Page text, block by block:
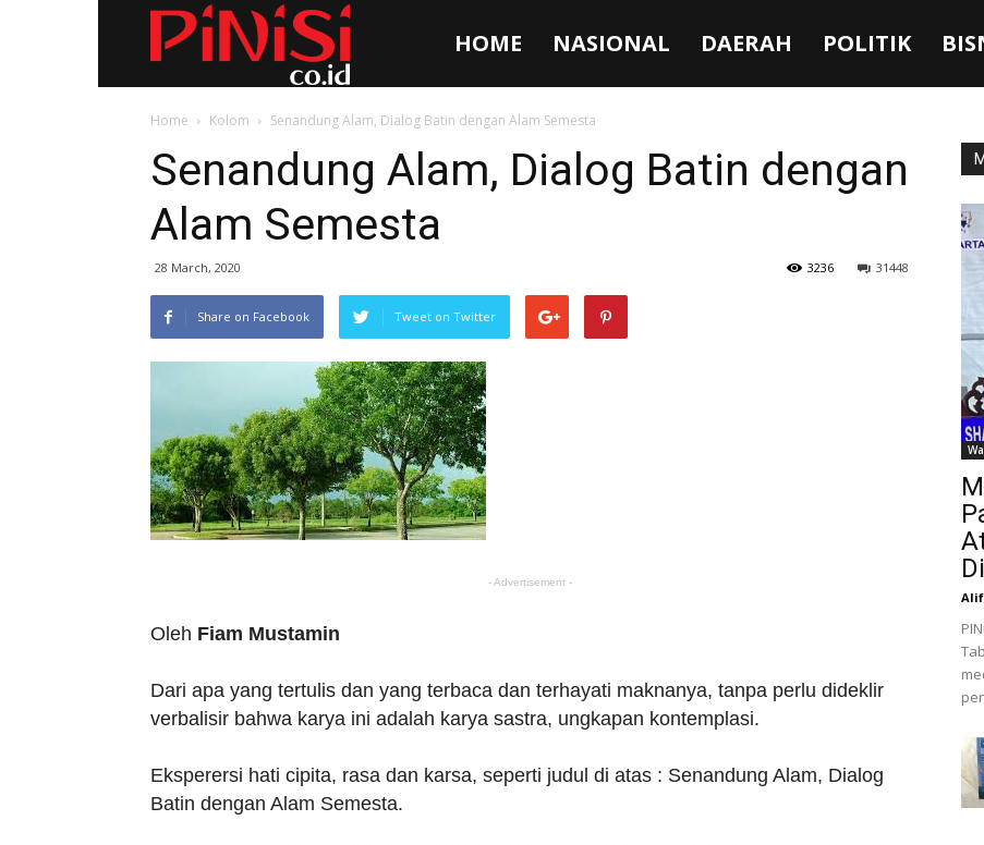
HOME NASIONAL DAERAH POLITIK
Home Kolom Senandung Alam, Dialog Batin dengan Alam Semesta
Senandung Alam, Dialog Batin dengan
Alam Semesta
28 March, 2020 31448
3236
Share on Facebook Tweet on Twitter
- Advertisement -
Oleh Fiam Mustamin
Dari apa yang tertulis dan yang terbaca dan terhayati maknanya, tanpa perlu dideklir
verbalisir bahwa karya ini adalah karya sastra, ungkapan kontemplasi.
Eksperersi hati cipita, rasa dan karsa, seperti judul di atas : Senandung Alam, Dialog
Batin dengan Alam Semesta.